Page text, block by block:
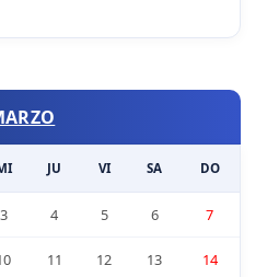
JU VI SA DO
3 4 5 6 7
11 12 13 14